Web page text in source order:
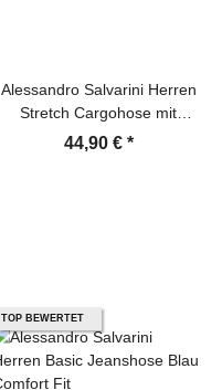
Alessandro Salvarini Herren
Stretch Cargohose mit
Taschen Dunkelblau
44,90 € *
TOP BEWERTET